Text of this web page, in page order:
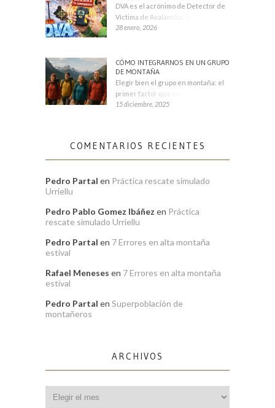
DVA es el acrónimo de Detector de
Víctima de Avalancha. También se
28 enero, 2026
CÓMO INTEGRARNOS EN UN GRUPO
DE MONTAÑA
Elegir bien el grupo en montaña: el
primer factor que condiciona tu
15 diciembre, 2025
COMENTARIOS RECIENTES
Pedro Partal en Práctica rescate simulado
Urriellu
Pedro Pablo Gomez Ibáñez en Práctica
rescate simulado Urriellu
Pedro Partal en 7 Errores en alta montaña
estival
Rafael Meneses en 7 Errores en alta montaña
estival
Pedro Partal en Superpoblación de
montañeros
ARCHIVOS